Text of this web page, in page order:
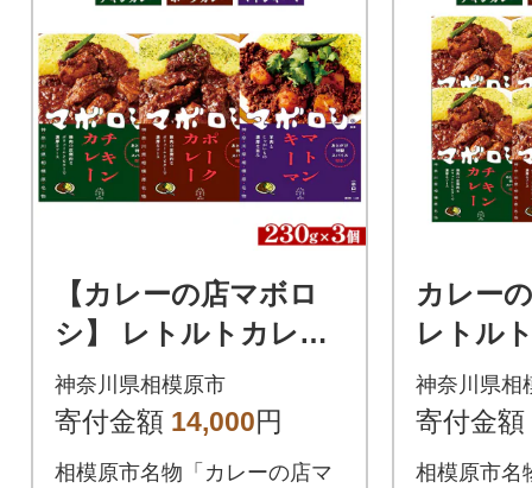
【カレーの店マボロ
シ】 レトルトカレー
3個セットチキンカレ
ー・ ポークカレー・
神奈川県相模原市
寄付金額 14,000円
相模原市名物「カレーの店マ
カレー
レトル
ット チ
ポーク
神奈川県相
寄付金額
相模原市名